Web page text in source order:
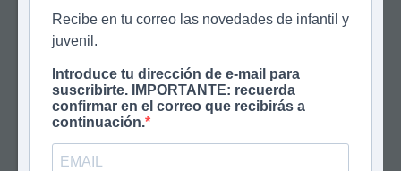
Recibe en tu correo las novedades de infantil y
juvenil.
Introduce tu dirección de e-mail para
suscribirte. IMPORTANTE: recuerda
confirmar en el correo que recibirás a
continuación.